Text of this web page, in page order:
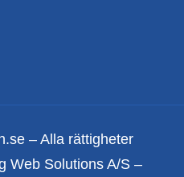
– Alla rättigheter
Web Solutions A/S –